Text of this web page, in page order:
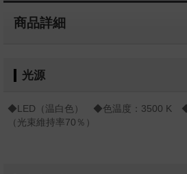
商品詳細
光源
◆LED（温白色） ◆色温度：3500 K ◆
（光束維持率70％）